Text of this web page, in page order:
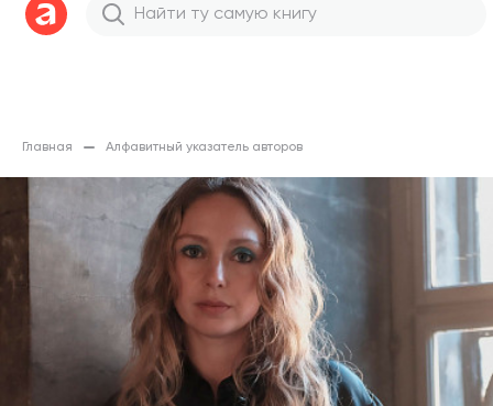
Главная Алфавитный указатель авторов